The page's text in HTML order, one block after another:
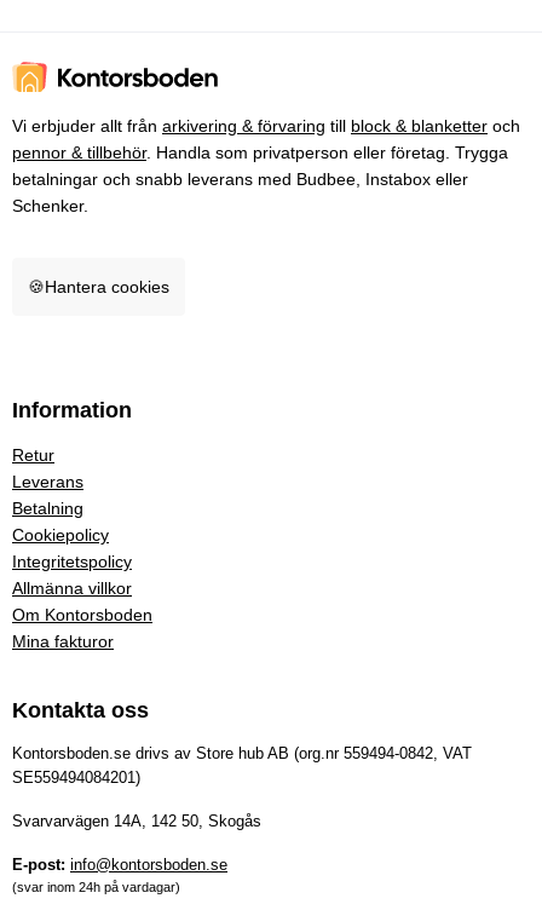
Vi erbjuder allt från arkivering & förvaring till block & blanketter och
pennor & tillbehör. Handla som privatperson eller företag. Trygga
betalningar och snabb leverans med Budbee, Instabox eller
Schenker.
🍪Hantera cookies
Information
Retur
Leverans
Betalning
Cookiepolicy
Integritetspolicy
Allmänna villkor
Om Kontorsboden
Mina fakturor
Kontakta oss
Kontorsboden.se drivs av Store hub AB (org.nr 559494-0842, VAT
SE559494084201)
Svarvarvägen 14A, 142 50, Skogås
E-post: info@kontorsboden.se
(svar inom 24h på vardagar)